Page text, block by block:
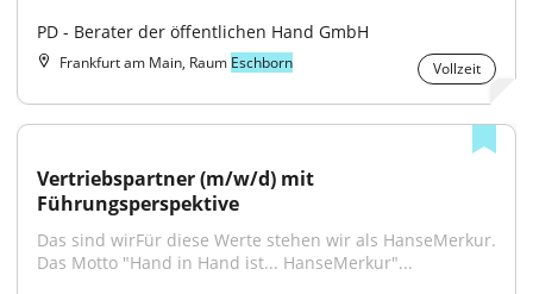
PD - Berater der öffentlichen Hand GmbH
Frankfurt am Main, Raum Eschborn Vollzeit
Vertriebspartner (m/w/d) mit
Führungsperspektive
Das sind wirFür diese Werte stehen wir als HanseMerkur.
Das Motto "Hand in Hand ist... HanseMerkur"...